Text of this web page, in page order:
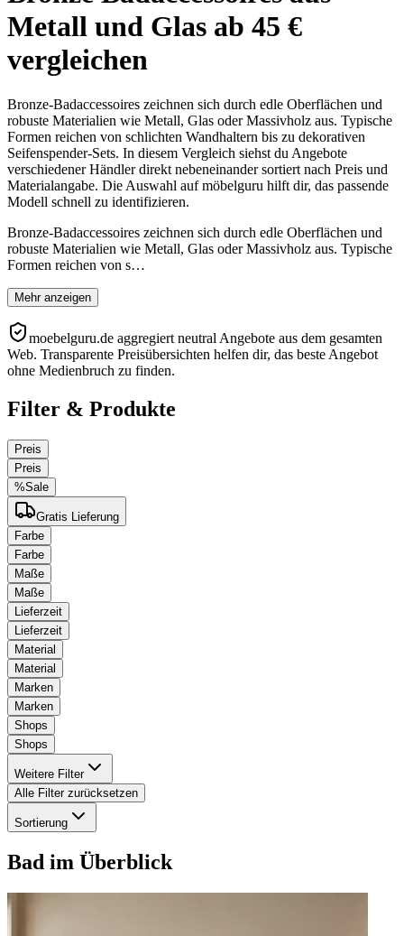
Metall und Glas ab 45 €
vergleichen
Bronze-Badaccessoires zeichnen sich durch edle Oberflächen und
robuste Materialien wie Metall, Glas oder Massivholz aus. Typische
Formen reichen von schlichten Wandhaltern bis zu dekorativen
Seifenspender-Sets. In diesem Vergleich siehst du Angebote
verschiedener Händler direkt nebeneinander sortiert nach Preis und
Materialangabe. Die Auswahl auf möbelguru hilft dir, das passende
Modell schnell zu identifizieren.
Bronze-Badaccessoires zeichnen sich durch edle Oberflächen und
robuste Materialien wie Metall, Glas oder Massivholz aus. Typische
Formen reichen von s…
Mehr anzeigen
moebelguru.de aggregiert neutral Angebote aus dem gesamten
Web. Transparente Preisübersichten helfen dir, das beste Angebot
ohne Medienbruch zu finden.
Filter & Produkte
Preis
Preis
%Sale
Gratis Lieferung
Farbe
Farbe
Maße
Maße
Lieferzeit
Lieferzeit
Material
Material
Marken
Marken
Shops
Shops
Weitere Filter
Alle Filter zurücksetzen
Sortierung
Bad im Überblick